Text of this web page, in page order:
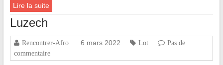
Lire la suite
Luzech
Rencontrer-Afro 6 mars 2022 Lot
Pas de
commentaire